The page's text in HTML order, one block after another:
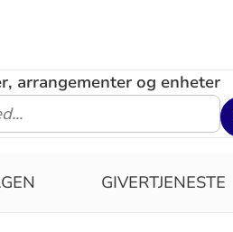
arrangementer og enheter
GIVERTJENESTE